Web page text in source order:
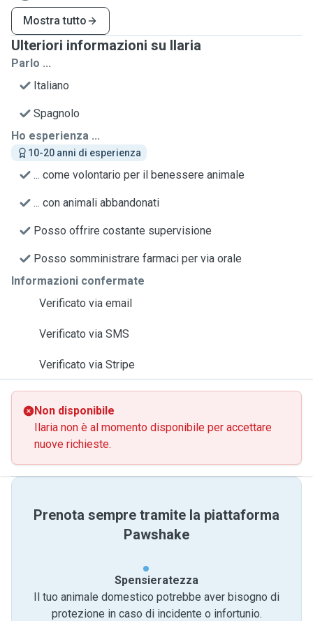
Mostra tutto
Ulteriori informazioni su Ilaria
Parlo ...
Italiano
Spagnolo
Ho esperienza ...
10-20 anni di esperienza
... come volontario per il benessere animale
... con animali abbandonati
Posso offrire costante supervisione
Posso somministrare farmaci per via orale
Informazioni confermate
Verificato via email
Verificato via SMS
Verificato via Stripe
Non disponibile
Ilaria non è al momento disponibile per accettare
nuove richieste.
Prenota sempre tramite la piattaforma
Pawshake
Spensieratezza
Il tuo animale domestico potrebbe aver bisogno di
protezione in caso di incidente o infortunio.